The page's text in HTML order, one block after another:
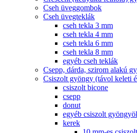
Cseh üveggombok
Cseh üvegteklák
cseh tekla 3 mm
cseh tekla 4 mm
cseh tekla 6 mm
cseh tekla 8 mm
egyéb cseh teklák
Csepp, dárda, szirom alakú
Csiszolt gyöngy (távol keleti
csiszolt bicone
csepp
donut
egyéb csiszolt
kerek